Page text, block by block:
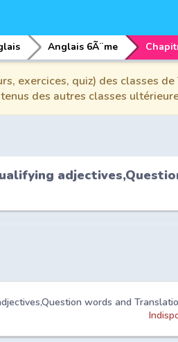
Anglais 6Ã¨me
exercices, quiz) des classes
des autres classes
words and